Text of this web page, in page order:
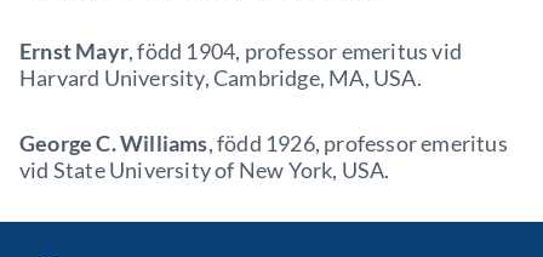
Ernst Mayr, född 1904, professor emeritus vid
Harvard University, Cambridge, MA, USA.
George C. Williams, född 1926, professor emeritus
vid State University of New York, USA.